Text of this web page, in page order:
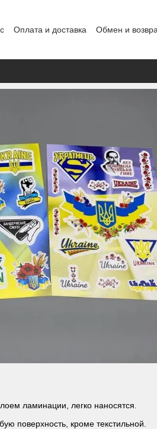
Оплата и доставка Обмен и
ламинации, легко наносятся.
поверхность, кроме текстильной.